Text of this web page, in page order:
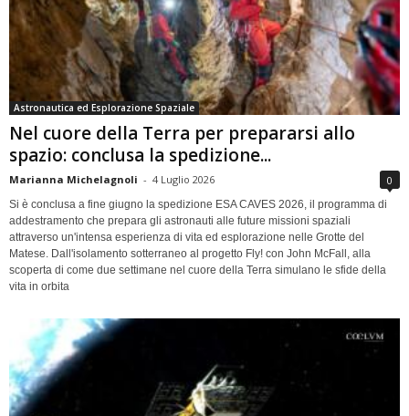
Astronautica ed Esplorazione Spaziale
Nel cuore della Terra per prepararsi allo
spazio: conclusa la spedizione...
Marianna Michelagnoli - 4 Luglio 2026 0
Si è conclusa a fine giugno la spedizione ESA CAVES 2026, il programma di
addestramento che prepara gli astronauti alle future missioni spaziali
attraverso un'intensa esperienza di vita ed esplorazione nelle Grotte del
Matese. Dall'isolamento sotterraneo al progetto Fly! con John McFall, alla
scoperta di come due settimane nel cuore della Terra simulano le sfide della
vita in orbita